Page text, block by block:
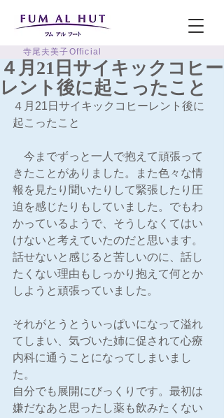
寺尾夫美子Official
４月21日サイキックコヒー
レント後に起こったこと
４月21日サイキックコヒーレント後に
起こったこと
今までずっと一人で抱えて頑張って
きたことがありました。また色々な情
報を見たり聞いたりして緊張したり圧
迫を感じたりもしていました。でもわ
かっているようで、そうしなくてはい
けないと考えていたのだと思います。
話せないと感じると苦しいのに、話し
たくない理由もしっかり抱えて何とか
しようと頑張っていました。
それがとうとういっぱいになって溢れ
てしまい、気づいた姉に促されて心療
内科に通うことになってしまいまし
た。
自分でも展開にびっくりです。最初は
嫌だなあと思ったし薬も飲みたくない